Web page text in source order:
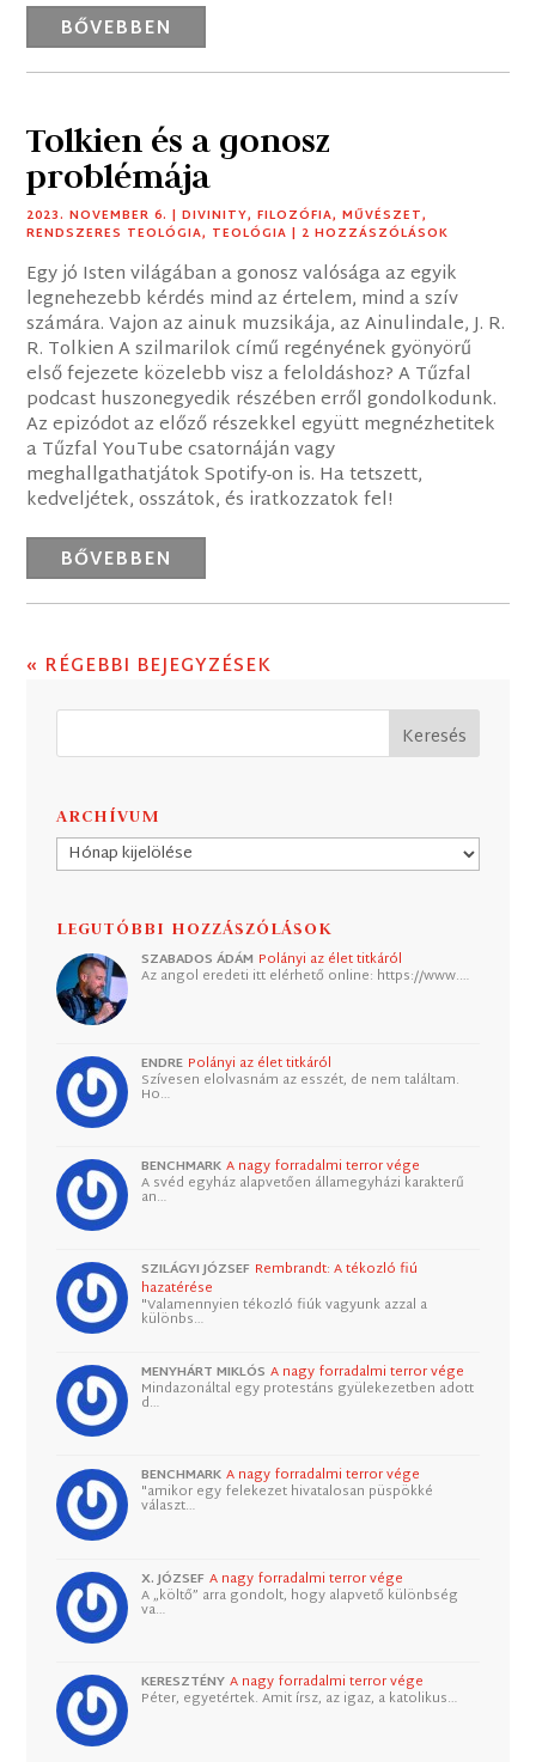
BŐVEBBEN
Tolkien és a gonosz
problémája
2023. NOVEMBER 6. |DIVINITY,FILOZÓFIA,MŰVÉSZET,
RENDSZERES TEOLÓGIA, TEOLÓGIA | 2 HOZZÁSZÓLÁSOK
Egy jó Isten világában a gonosz valósága az egyik
legnehezebb kérdés mind az értelem, mind a szív
számára. Vajon az ainuk muzsikája, az Ainulindale, J. R.
R. Tolkien A szilmarilok című regényének gyönyörű
első fejezete közelebb visz a feloldáshoz? A Tűzfal
podcast huszonegyedik részében erről gondolkodunk.
Az epizódot az előző részekkel együtt megnézhetitek
a Tűzfal YouTube csatornáján vagy
meghallgathatjátok Spotify-on is. Ha tetszett,
kedveljétek, osszátok, és iratkozzatok fel!
BŐVEBBEN
« RÉGEBBI BEJEGYZÉSEK
ARCHÍVUM
Archívum
LEGUTÓBBI HOZZÁSZÓLÁSOK
SZABADOS ÁDÁM Polányi az élet titkáról
Az angol eredeti itt elérhető online: https://www.…
ENDRE Polányi az élet titkáról
Szívesen elolvasnám az esszét, de nem találtam.
Ho…
BENCHMARK A nagy forradalmi terror vége
A svéd egyház alapvetően államegyházi karakterű
an…
SZILÁGYI JÓZSEF Rembrandt: A tékozló fiú
hazatérése
"Valamennyien tékozló fiúk vagyunk azzal a
különbs…
MENYHÁRT MIKLÓS A nagy forradalmi terror vége
Mindazonáltal egy protestáns gyülekezetben adott
d…
BENCHMARK A nagy forradalmi terror vége
"amikor egy felekezet hivatalosan püspökké
választ…
X. JÓZSEF A nagy forradalmi terror vége
A „költő” arra gondolt, hogy alapvető különbség
va…
KERESZTÉNY A nagy forradalmi terror vége
Péter, egyetértek. Amit írsz, az igaz, a katolikus…